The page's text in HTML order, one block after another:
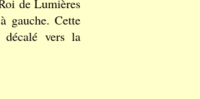
de Lumières
gauche. Cette
décalé vers la